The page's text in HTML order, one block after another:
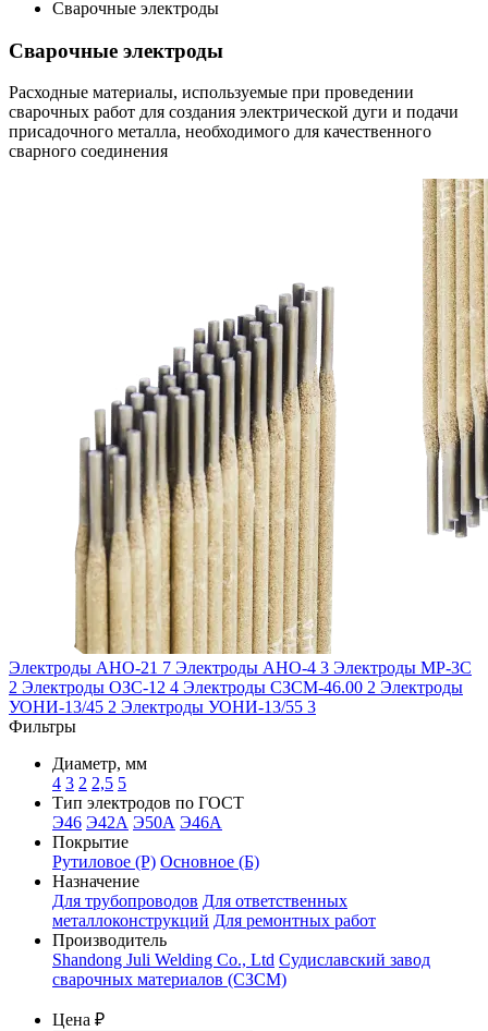
Сварочные электроды
Сварочные электроды
Расходные материалы, используемые при проведении
сварочных работ для создания электрической дуги и подачи
присадочного металла, необходимого для качественного
сварного соединения
Электроды АНО-21 7 Электроды АНО-4 3 Электроды МР-3С
2 Электроды ОЗС-12 4 Электроды СЗСМ-46.00 2 Электроды
УОНИ-13/45 2 Электроды УОНИ-13/55 3
Фильтры
Диаметр, мм
4 3 2 2,5 5
Тип электродов по ГОСТ
Э46 Э42А Э50А Э46А
Покрытие
Рутиловое (Р) Основное (Б)
Назначение
Для трубопроводов Для ответственных
металлоконструкций Для ремонтных работ
Производитель
Shandong Juli Welding Co., Ltd Судиславский завод
сварочных материалов (СЗСМ)
Цена ₽